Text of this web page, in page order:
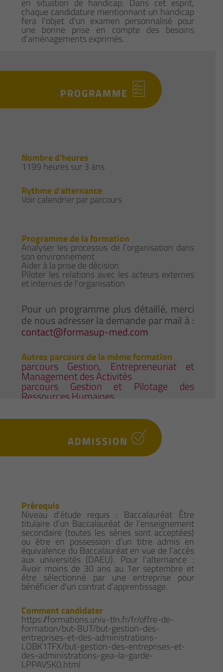
en situation de handicap. Dans cet esprit,
chaque candidature mentionnant un handicap
fera l'objet d'un examen personnalisé pour
une bonne prise en compte des besoins
d’aménagements exprimés.
PROGRAMME
Nombre d'heures
1199 heures sur 3 ans
Rythme d'alternance
Voir calendrier par parcours
Programme de la formation
Analyser les processus de l’organisation dans
son environnement
Aider à la prise de décision
Piloter les relations avec les acteurs externes
et internes de l’organisation
Pour un programme plus détaillé, merci
de nous adresser la demande par mail à :
contact@formasup-med.com
Autres parcours de la même formation
parcours Gestion, Entrepreneuriat et
Management des Activités
parcours Gestion et Pilotage des
Ressources Humaines
ADMISSION
Prérequis
Niveau d’étude requis : Baccalauréat Être
titulaire d’un Baccalauréat de l’enseignement
secondaire (toutes les séries sont acceptées)
ou être en possession d’un titre admis en
équivalence du Baccalauréat en vue de l’accès
aux universités (DAEU). Pour l’alternance :
Avoir moins de 30 ans au 1er septembre et
être sélectionné par une entreprise pour
bénéficier d’un contrat d’apprentissage.
Comment candidater
https://formations.univ-tln.fr/fr/offre-de-
formation/but-BUT/but-gestion-des-
entreprises-et-des-administrations-
LOBK1TFX/but-gestion-des-entreprises-et-
des-administrations-gea-la-garde-
LPPAVSK0.html